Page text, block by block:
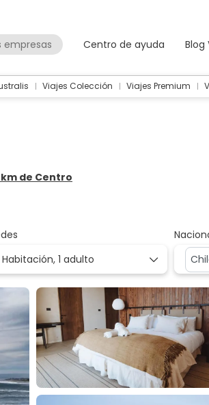
empresas Centro de ayuda Blog
Viajes Colección Viajes Premium
km de Centro
Habitación,1 adulto